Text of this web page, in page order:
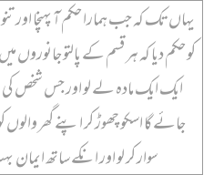
یہاں تک کہ جب ہمارا حکم آ پہنچا
کو حکم دیا کہ ہر قسم کے پالتو جانوروں
ایک ایک مادہ لے لو اور جس شخص
جائے گا اسکو چھوڑ کر اپنے گھر والوں
سوار کر لو اور انکے ساتھ